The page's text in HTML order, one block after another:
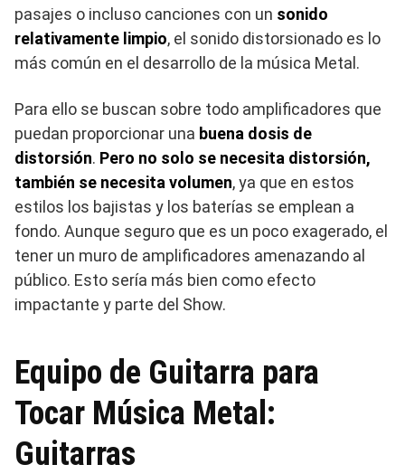
pasajes o incluso canciones con un sonido
relativamente limpio, el sonido distorsionado es lo
más común en el desarrollo de la música Metal.
Para ello se buscan sobre todo amplificadores que
puedan proporcionar una buena dosis de
distorsión. Pero no solo se necesita distorsión,
también se necesita volumen, ya que en estos
estilos los bajistas y los baterías se emplean a
fondo. Aunque seguro que es un poco exagerado, el
tener un muro de amplificadores amenazando al
público. Esto sería más bien como efecto
impactante y parte del Show.
Equipo de Guitarra para
Tocar Música Metal:
Guitarras